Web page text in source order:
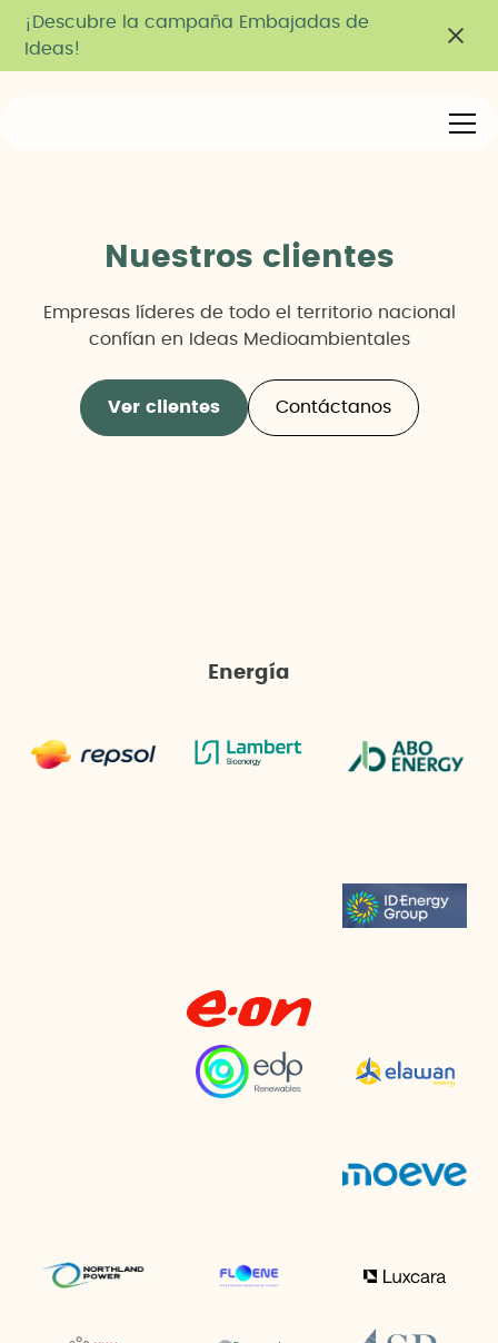
¡Descubre la campaña Embajadas de
Ideas!
Nuestros clientes
Empresas líderes de todo el territorio nacional
confían en Ideas Medioambientales
Ver clientes Contáctanos
Energía